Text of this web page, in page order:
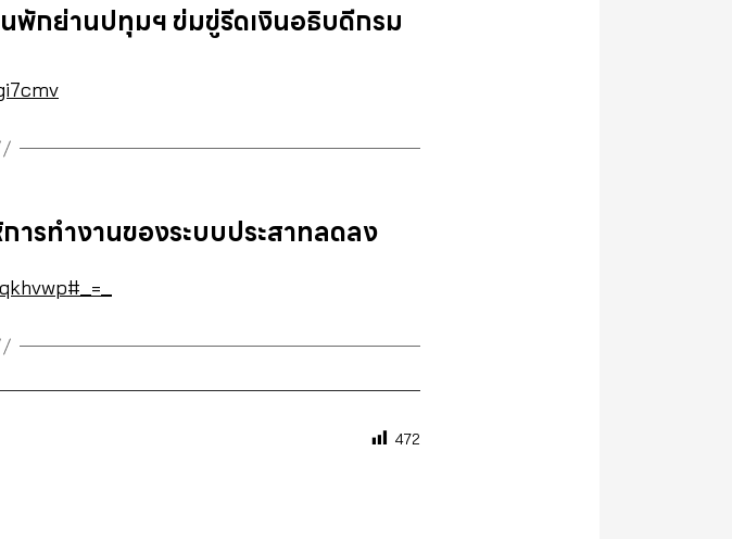
กย่านปทุมฯ ข่มขู่รีดเงินอธิบดีกรม
ารทำงานของระบบประสาทลดลง
472